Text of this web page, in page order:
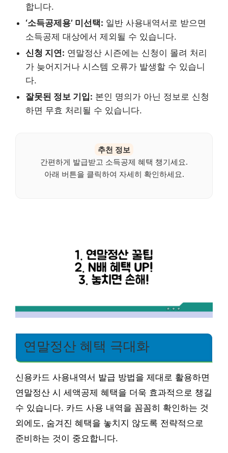
합니다.
‘소득공제용’ 미선택: 일반 사용내역서로 받으면
소득공제 대상에서 제외될 수 있습니다.
신청 지연: 연말정산 시즌에는 신청이 몰려 처리
가 늦어지거나 시스템 오류가 발생할 수 있습니
다.
잘못된 정보 기입: 본인 명의가 아닌 정보로 신청
하면 무효 처리될 수 있습니다.
추천 정보
간편하게 발급받고 소득공제 혜택 챙기세요.
아래 버튼을 클릭하여 자세히 확인하세요.
연말정산 혜택 극대화
신용카드 사용내역서 발급 방법을 제대로 활용하면
연말정산 시 세액공제 혜택을 더욱 효과적으로 챙길
수 있습니다. 카드 사용 내역을 꼼꼼히 확인하는 것
외에도, 숨겨진 혜택을 놓치지 않도록 전략적으로
준비하는 것이 중요합니다.